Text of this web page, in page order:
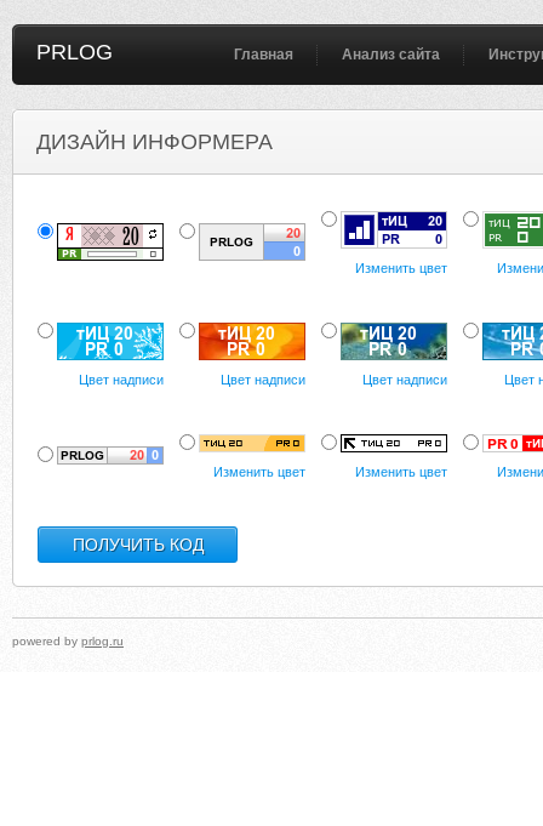
PRLOG Главная Анализ сайта
ДИЗАЙН ИНФОРМЕРА
Изменить цвет
Цвет надписи Цвет надписи Цвет надписи Цвет
Изменить цвет Изменить цвет
powered by prlog.ru